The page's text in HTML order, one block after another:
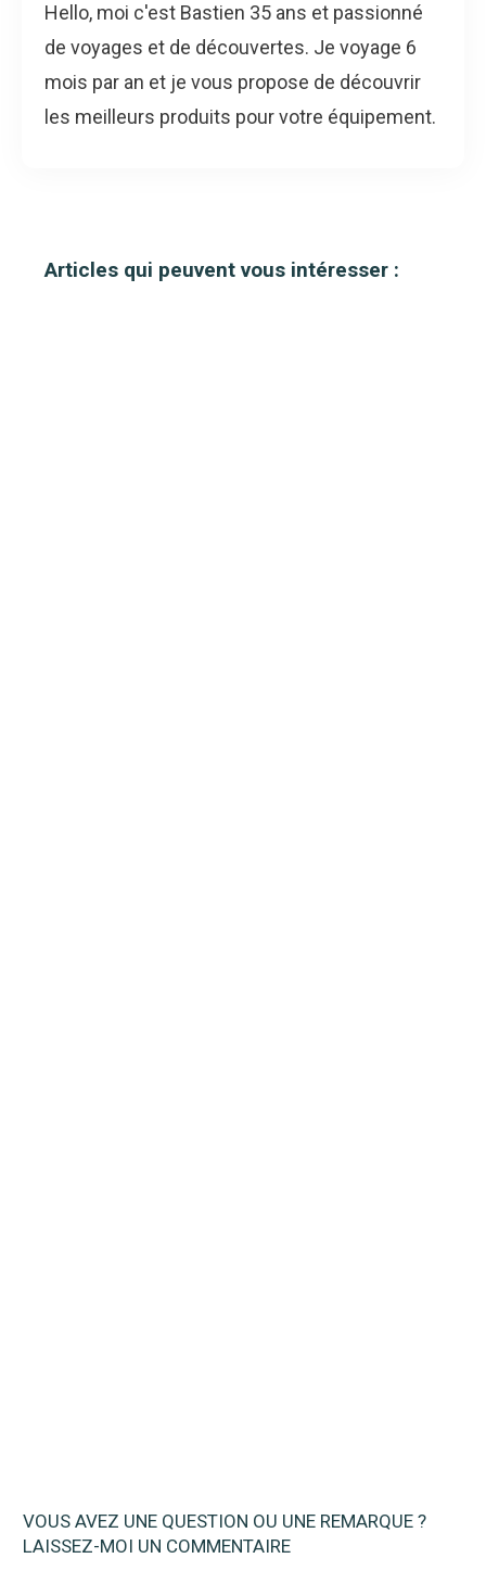
Hello, moi c'est Bastien 35 ans et passionné
de voyages et de découvertes. Je voyage 6
mois par an et je vous propose de découvrir
les meilleurs produits pour votre équipement.
Articles qui peuvent vous intéresser :
VOUS AVEZ UNE QUESTION OU UNE REMARQUE ?
LAISSEZ-MOI UN COMMENTAIRE